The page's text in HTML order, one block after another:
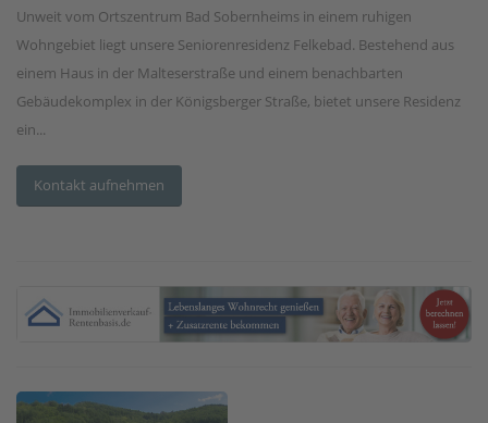
Unweit vom Ortszentrum Bad Sobernheims in einem ruhigen
Wohngebiet liegt unsere Seniorenresidenz Felkebad. Bestehend aus
einem Haus in der Malteserstraße und einem benachbarten
Gebäudekomplex in der Königsberger Straße, bietet unsere Residenz
ein...
Kontakt aufnehmen